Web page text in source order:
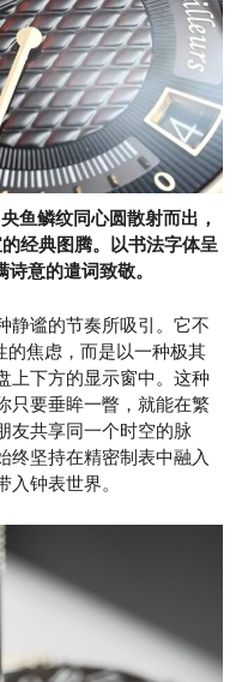
鱼鳞纹同心圆散射而出，
经典图腾。以书法字体呈
意的遣词致敬。
静谧的节奏所吸引。它不
的焦虑，而是以一种极其
上下方的显示窗中。这种
只要垂眸一瞥，就能在繁
友共享同一个时空的脉
终坚持在精密制表中融入
钟表世界。